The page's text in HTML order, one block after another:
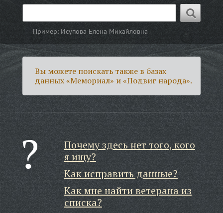
Пример: Исупова Елена Михайловна
Вы можете поискать также в базах
данных «Мемориал» и «Подвиг народа».
Почему здесь нет того, кого
я ищу?
Как исправить данные?
Как мне найти ветерана из
списка?